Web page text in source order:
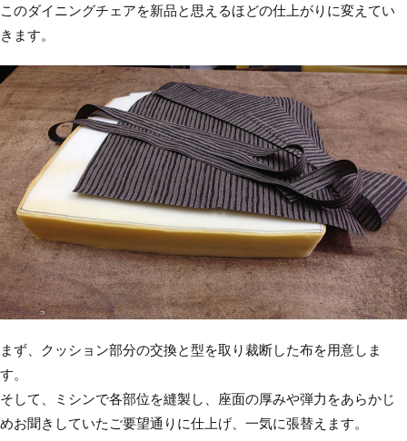
このダイニングチェアを新品と思えるほどの仕上がりに変えてい
きます。
まず、クッション部分の交換と型を取り裁断した布を用意しま
す。
そして、ミシンで各部位を縫製し、座面の厚みや弾力をあらかじ
めお聞きしていたご要望通りに仕上げ、一気に張替えます。